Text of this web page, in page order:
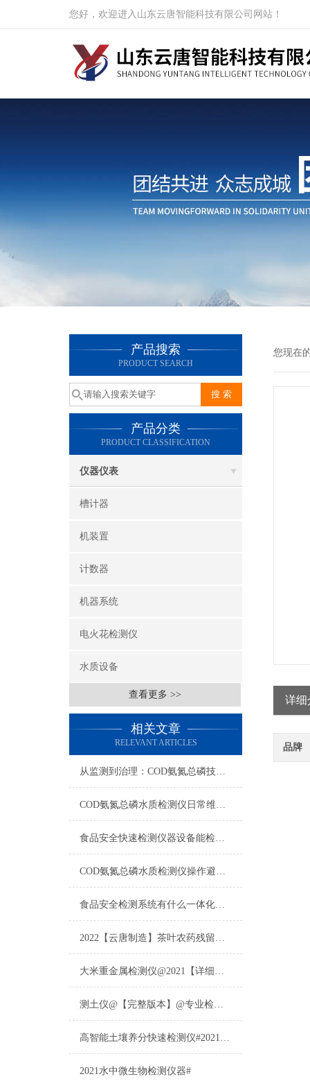
您好，欢迎进入山东云唐智能科技有限公司网站！
产品搜索
PRODUCT SEARCH
产品分类
PRODUCT CLASSIFICATION
仪器仪表
槽计器
机装置
计数器
机器系统
电火花检测仪
水质设备
查看更多 >>
相关文章
RELEVANT ARTICLES
从监测到治理：COD氨氮总磷技术的双领域实战解析
COD氨氮总磷水质检测仪日常维护与试剂管理，降低故障率就靠这几招
食品安全快速检测仪器设备能检什么？一张表说清适用范围
COD氨氮总磷水质检测仪操作避坑指南：这几个步骤直接影响数据准确性
食品安全检测系统有什么一体化配置·2023仪器仪表推荐·山东云唐
2022【云唐制造】茶叶农药残留检测仪多少钱一台@山东云唐仪器仪表制造
大米重金属检测仪@2021【详细版本】@专业检测大米重金属仪器仪表
测土仪@【完整版本】@专业检测土壤的仪器仪表
高智能土壤养分快速检测仪#2021【土壤养分检测专用仪器仪表】
2021水中微生物检测仪器#
您现在
详细
品牌